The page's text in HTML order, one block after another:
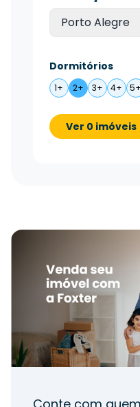
Porto Alegre
Dormitórios
1+ 2+ 3+ 4+ 5+
Ver 0 imóveis